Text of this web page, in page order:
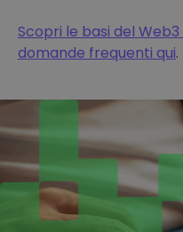
Scopri le basi del
domande frequenti qui.